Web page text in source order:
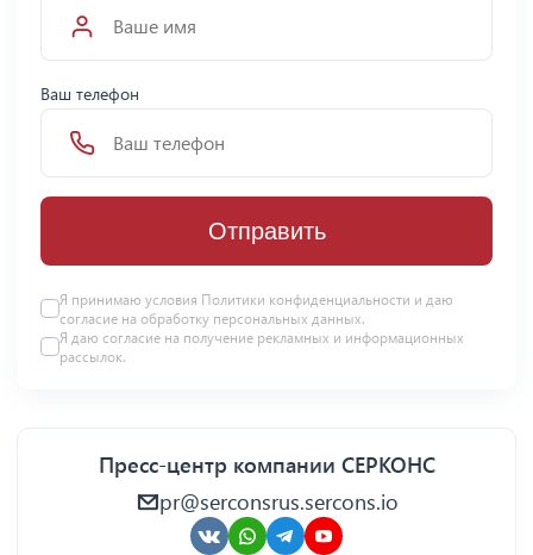
Ваш телефон
Отправить
Я принимаю условия Политики конфиденциальности и даю
согласие на обработку персональных данных.
Я даю согласие на получение рекламных и информационных
рассылок.
Пресс-центр компании СЕРКОНС
pr@serconsrus.sercons.io